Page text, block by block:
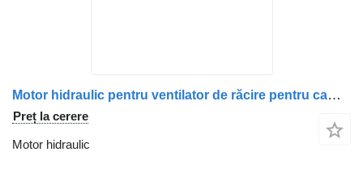
Motor hidraulic pentru ventilator de răcire pentru camion Irisbus 42559557 5001021237 503137209-12
Preț la cerere
Motor hidraulic